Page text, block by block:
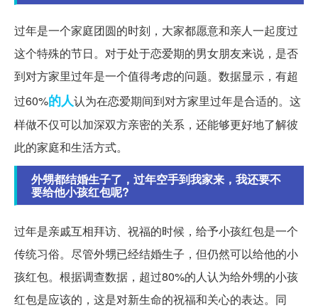
过年是一个家庭团圆的时刻，大家都愿意和亲人一起度过
这个特殊的节日。对于处于恋爱期的男女朋友来说，是否
到对方家里过年是一个值得考虑的问题。数据显示，有超
过60%的人认为在恋爱期间到对方家里过年是合适的。这
样做不仅可以加深双方亲密的关系，还能够更好地了解彼
此的家庭和生活方式。
外甥都结婚生子了，过年空手到我家来，我还要不
要给他小孩红包呢?
过年是亲戚互相拜访、祝福的时候，给予小孩红包是一个
传统习俗。尽管外甥已经结婚生子，但仍然可以给他的小
孩红包。根据调查数据，超过80%的人认为给外甥的小孩
红包是应该的，这是对新生命的祝福和关心的表达。同